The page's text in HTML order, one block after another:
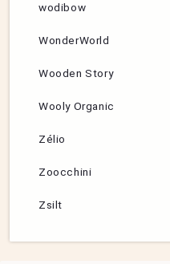
wodibow
WonderWorld
Wooden Story
Wooly Organic
Zélio
Zoocchini
Zsilt